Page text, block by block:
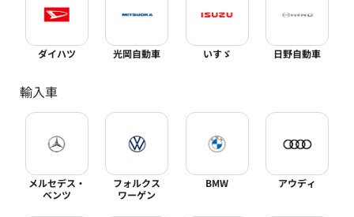
ダイハツ 光岡自動車 いすゞ 日野自動車
輸入車
メルセデス・
ベンツ
フォルクス
ワーゲン
BMW アウディ